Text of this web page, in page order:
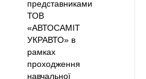
представниками
ТОВ
«АВТОСАМІТ
УКРАВТО» в
рамках
проходження
навчальної